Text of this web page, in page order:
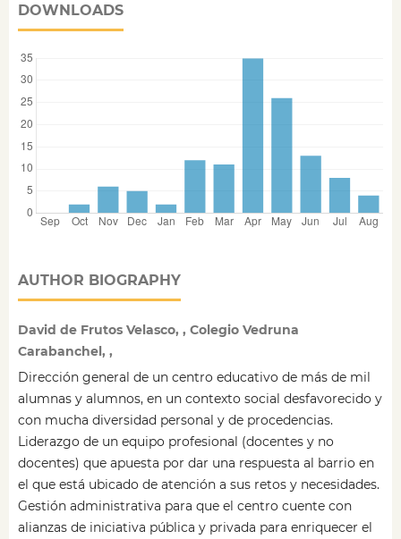
DOWNLOADS
AUTHOR BIOGRAPHY
David de Frutos Velasco, , Colegio Vedruna
Carabanchel, ,
Dirección general de un centro educativo de más de mil
alumnas y alumnos, en un contexto social desfavorecido y
con mucha diversidad personal y de procedencias.
Liderazgo de un equipo profesional (docentes y no
docentes) que apuesta por dar una respuesta al barrio en
el que está ubicado de atención a sus retos y necesidades.
Gestión administrativa para que el centro cuente con
alianzas de iniciativa pública y privada para enriquecer el